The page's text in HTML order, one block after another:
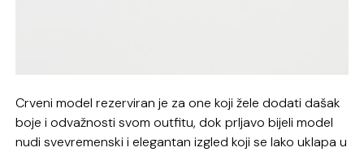
Crveni model rezerviran je za one koji žele dodati dašak
boje i odvažnosti svom outfitu, dok prljavo bijeli model
nudi svevremenski i elegantan izgled koji se lako uklapa u